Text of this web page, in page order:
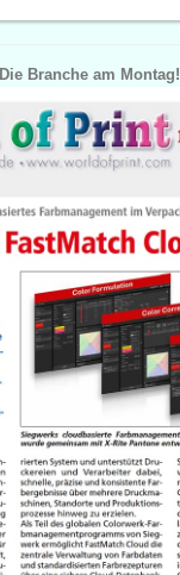
Die Branche am Montag!